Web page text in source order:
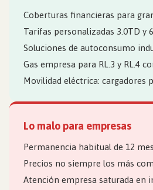
Coberturas financieras para
Tarifas personalizadas 3.0TD y
Soluciones de autoconsumo
Gas empresa para RL.3 y RL.4
Movilidad eléctrica: cargadores
Lo malo para empresas
Permanencia habitual de 12
Precios no siempre los más
Atención empresa saturada en